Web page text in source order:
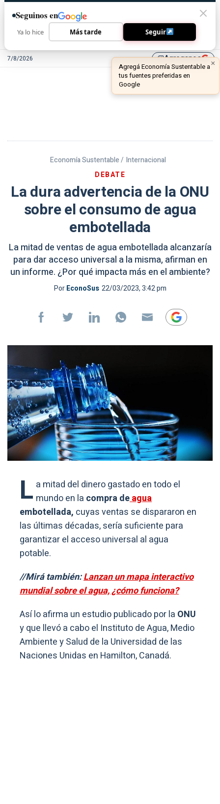
7/8/2026 library_addAgreganos
Economía Sustentable / Internacional
DEBATE
La dura advertencia de la ONU
sobre el consumo de agua
embotellada
La mitad de ventas de agua embotellada alcanzaría
para dar acceso universal a la misma, afirman en
un informe. ¿Por qué impacta más en el ambiente?
PorEconoSus 22/03/2023, 3:42 pm
L a mitad del dinero gastado en todo el
mundo en la compra deagua
embotellada, cuyas ventas se dispararon en
las últimas décadas, sería suficiente para
garantizar el acceso universal al agua
potable.
//Mirá también:Lanzan un mapa interactivo
mundial sobre el agua, ¿cómo funciona?
Así lo afirma un estudio publicado por la ONU
y que llevó a cabo el Instituto de Agua, Medio
Ambiente y Salud de la Universidad de las
Naciones Unidas en Hamilton, Canadá.
Seguinos en
Ya lo hice Más tarde Seguir